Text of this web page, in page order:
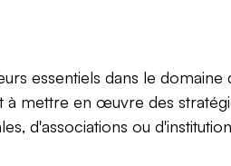
essentiels dans le
mettre en œuvre des
d'associations ou